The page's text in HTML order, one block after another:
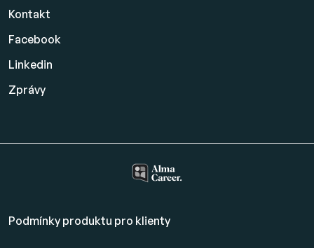
Kontakt
Facebook
Linkedin
Zprávy
Podmínky produktu pro klienty